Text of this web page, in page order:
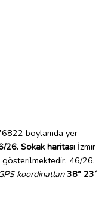
boylamda yer
26. Sokak haritası İzmir
46/26.
koordinatları38° 23´